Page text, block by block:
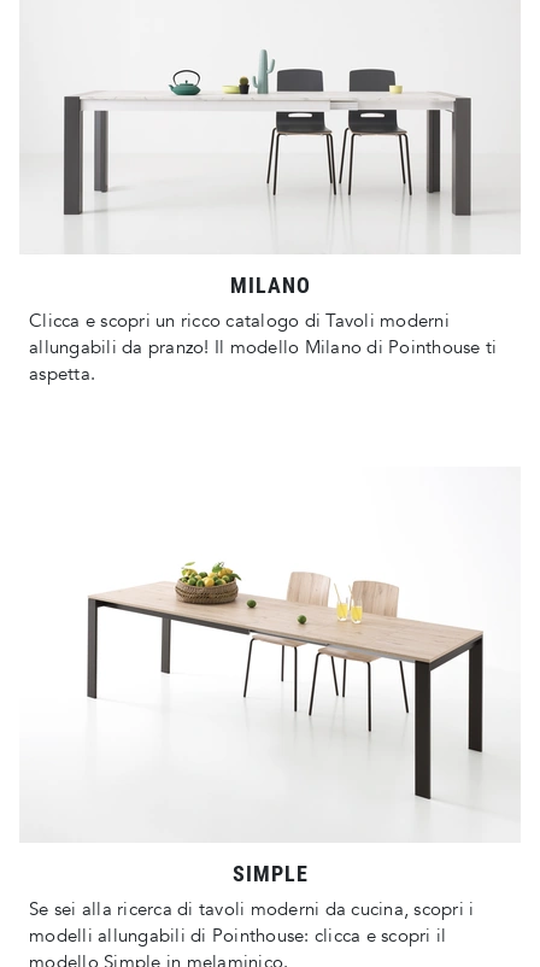
MILANO
Clicca e scopri un ricco catalogo di Tavoli moderni
allungabili da pranzo! Il modello Milano di Pointhouse ti
aspetta.
SIMPLE
Se sei alla ricerca di tavoli moderni da cucina, scopri i
modelli allungabili di Pointhouse: clicca e scopri il